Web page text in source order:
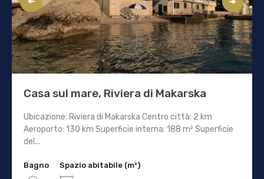
Casa sul mare, Riviera di Makarska
Ubicazione: Riviera di Makarska Centro città: 2 km
Aeroporto: 130 km Superficie interna: 188 m² Superficie
del...
Bagno
Spazio abitabile (m²)